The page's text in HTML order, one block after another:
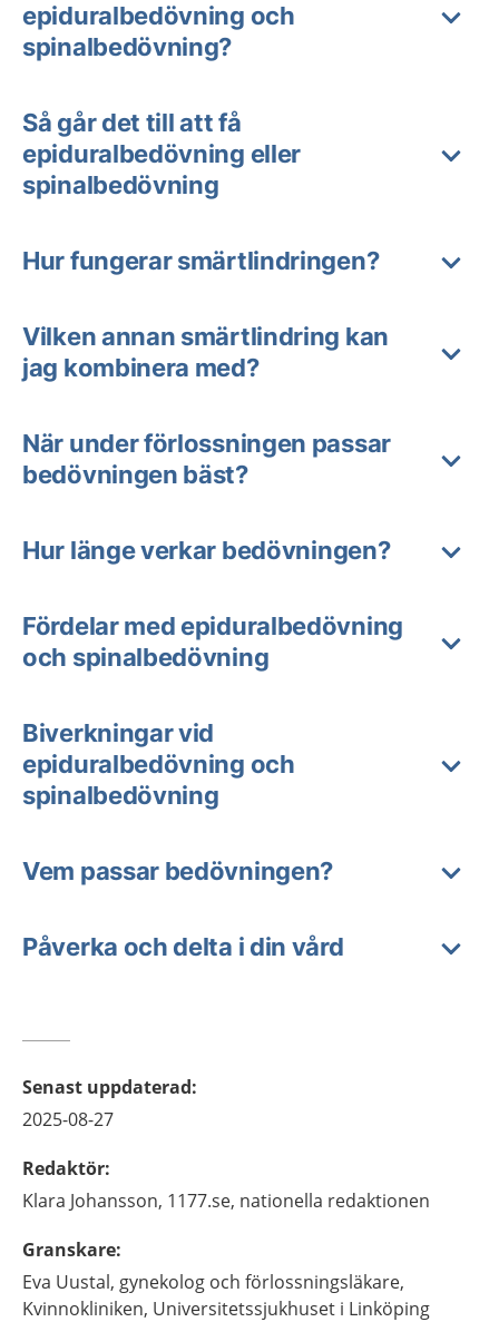
epiduralbedövning och
spinalbedövning?
Så går det till att få
epiduralbedövning eller
spinalbedövning
Hur fungerar smärtlindringen?
Vilken annan smärtlindring kan
jag kombinera med?
När under förlossningen passar
bedövningen bäst?
Hur länge verkar bedövningen?
Fördelar med epiduralbedövning
och spinalbedövning
Biverkningar vid
epiduralbedövning och
spinalbedövning
Vem passar bedövningen?
Påverka och delta i din vård
Senast uppdaterad:
2025-08-27
Redaktör:
Klara Johansson, 1177.se, nationella redaktionen
Granskare:
Eva Uustal, gynekolog och förlossningsläkare,
Kvinnokliniken, Universitetssjukhuset i Linköping